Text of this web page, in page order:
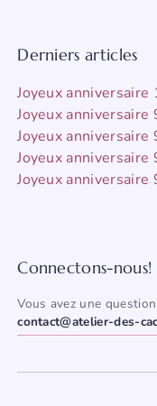
Derniers articles
Joyeux anniversaire
Joyeux anniversaire
Joyeux anniversaire
Joyeux anniversaire
Joyeux anniversaire
Connectons-nous!
Vous avez une
contact@atelier-des-